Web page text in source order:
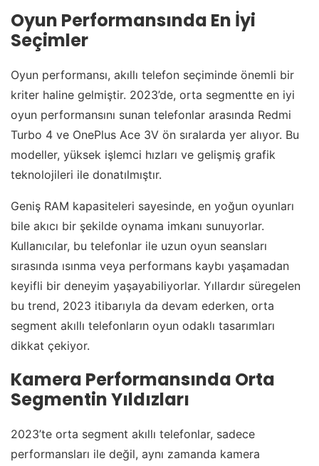
Oyun Performansında En İyi
Seçimler
Oyun performansı, akıllı telefon seçiminde önemli bir
kriter haline gelmiştir. 2023’de, orta segmentte en iyi
oyun performansını sunan telefonlar arasında Redmi
Turbo 4 ve OnePlus Ace 3V ön sıralarda yer alıyor. Bu
modeller, yüksek işlemci hızları ve gelişmiş grafik
teknolojileri ile donatılmıştır.
Geniş RAM kapasiteleri sayesinde, en yoğun oyunları
bile akıcı bir şekilde oynama imkanı sunuyorlar.
Kullanıcılar, bu telefonlar ile uzun oyun seansları
sırasında ısınma veya performans kaybı yaşamadan
keyifli bir deneyim yaşayabiliyorlar. Yıllardır süregelen
bu trend, 2023 itibarıyla da devam ederken, orta
segment akıllı telefonların oyun odaklı tasarımları
dikkat çekiyor.
Kamera Performansında Orta
Segmentin Yıldızları
2023’te orta segment akıllı telefonlar, sadece
performansları ile değil, aynı zamanda kamera